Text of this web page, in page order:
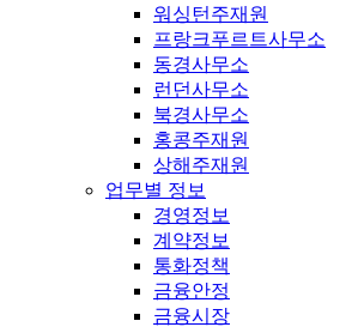
워싱턴주재원
프랑크푸르트사무소
동경사무소
런던사무소
북경사무소
홍콩주재원
상해주재원
업무별 정보
경영정보
계약정보
통화정책
금융안정
금융시장